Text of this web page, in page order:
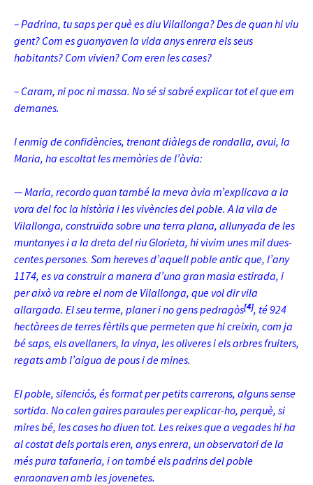
– Padrina, tu saps per què es diu Vilallonga? Des de quan hi viu
gent? Com es guanyaven la vida anys enrera els seus
habitants? Com vivien? Com eren les cases?
– Caram, ni poc ni massa. No sé si sabré explicar tot el que em
demanes.
I enmig de confidències, trenant diàlegs de rondalla, avui, la
Maria, ha escoltat les memòries de l’àvia:
— Maria, recordo quan també la meva àvia m’explicava a la
vora del foc la història i les vivències del poble. A la vila de
Vilallonga, construïda sobre una terra plana, allunyada de les
muntanyes i a la dreta del riu Glorieta, hi vivim unes mil dues-
centes persones. Som hereves d’aquell poble antic que, l’any
1174, es va construir a manera d’una gran masia estirada, i
per això va rebre el nom de Vilallonga, que vol dir vila
allargada. El seu terme, planer i no gens pedragòs[4], té 924
hectàrees de terres fèrtils que permeten que hi creixin, com ja
bé saps, els avellaners, la vinya, les oliveres i els arbres fruiters,
regats amb l’aigua de pous i de mines.
El poble, silenciós, és format per petits carrerons, alguns sense
sortida. No calen gaires paraules per explicar-ho, perquè, si
mires bé, les cases ho diuen tot. Les reixes que a vegades hi ha
al costat dels portals eren, anys enrera, un observatori de la
més pura tafaneria, i on també els padrins del poble
enraonaven amb les jovenetes.